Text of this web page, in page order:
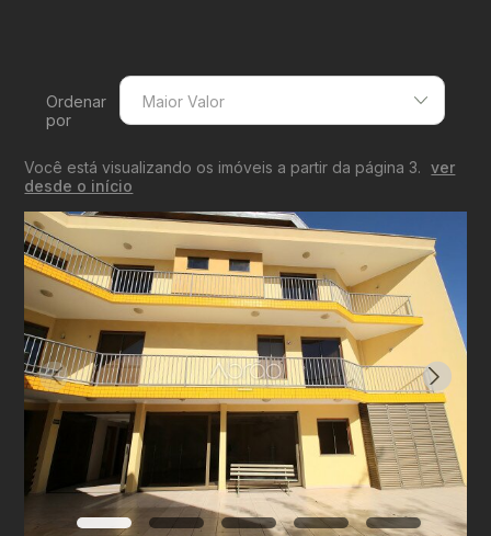
Ordenar
por
Maior Valor
Maior Valor
Menor Área
Maior Área
Recentes
Você está visualizando os imóveis a partir da página 3.
ver
desde o início